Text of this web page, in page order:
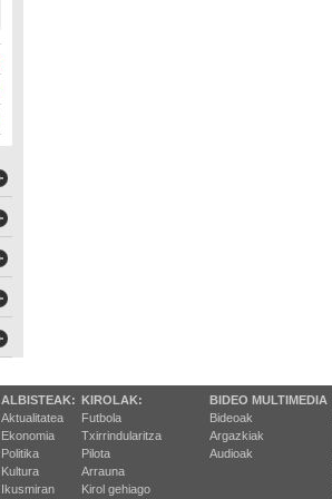
ALBISTEAK:
Aktualitatea
Ekonomia
Politika
Kultura
Ikusmiran
KIROLAK:
Futbola
Txirrindularitza
Pilota
Arrauna
Kirol gehiago
BIDEO MULTIMEDIA
Bideoak
Argazkiak
Audioak